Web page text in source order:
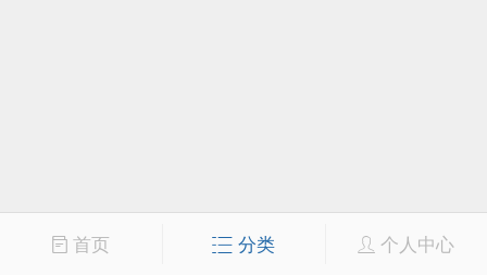
首页 分类 个人中心